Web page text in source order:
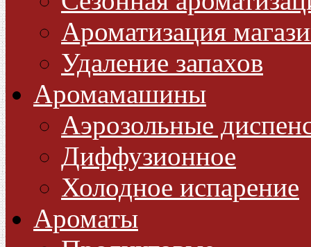
Ароматизация
Удаление запахов
Аромамашины
Аэрозольные
Диффузионное
Холодное испарение
Ароматы